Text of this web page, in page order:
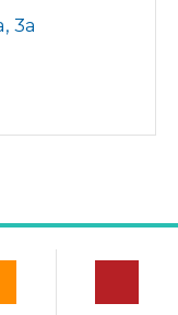
3а